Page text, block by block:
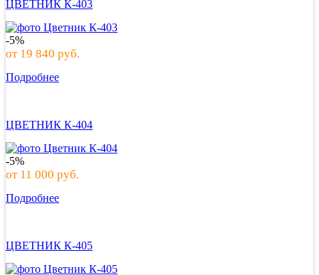
ЦВЕТНИК К-403
-5%
от 19 840 руб.
Подробнее
ЦВЕТНИК К-404
-5%
от 11 000 руб.
Подробнее
ЦВЕТНИК К-405